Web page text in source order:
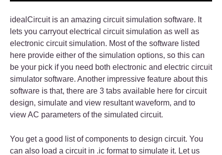
idealCircuit is an amazing circuit simulation software. It
lets you carryout electrical circuit simulation as well as
electronic circuit simulation. Most of the software listed
here provide either of the simulation options, so this can
be your pick if you need both electronic and electric circuit
simulator software. Another impressive feature about this
software is that, there are 3 tabs available here for circuit
design, simulate and view resultant waveform, and to
view AC parameters of the simulated circuit.
You get a good list of components to design circuit. You
can also load a circuit in .ic format to simulate it. Let us